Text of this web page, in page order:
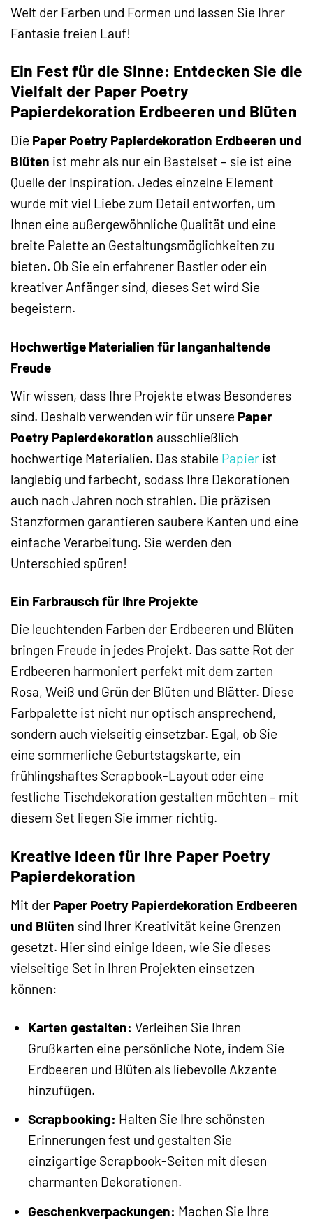
Welt der Farben und Formen und lassen Sie Ihrer
Fantasie freien Lauf!
Ein Fest für die Sinne: Entdecken Sie die
Vielfalt der Paper Poetry
Papierdekoration Erdbeeren und Blüten
Die Paper Poetry Papierdekoration Erdbeeren und
Blüten ist mehr als nur ein Bastelset – sie ist eine
Quelle der Inspiration. Jedes einzelne Element
wurde mit viel Liebe zum Detail entworfen, um
Ihnen eine außergewöhnliche Qualität und eine
breite Palette an Gestaltungsmöglichkeiten zu
bieten. Ob Sie ein erfahrener Bastler oder ein
kreativer Anfänger sind, dieses Set wird Sie
begeistern.
Hochwertige Materialien für langanhaltende
Freude
Wir wissen, dass Ihre Projekte etwas Besonderes
sind. Deshalb verwenden wir für unsere Paper
Poetry Papierdekoration ausschließlich
hochwertige Materialien. Das stabile Papier ist
langlebig und farbecht, sodass Ihre Dekorationen
auch nach Jahren noch strahlen. Die präzisen
Stanzformen garantieren saubere Kanten und eine
einfache Verarbeitung. Sie werden den
Unterschied spüren!
Ein Farbrausch für Ihre Projekte
Die leuchtenden Farben der Erdbeeren und Blüten
bringen Freude in jedes Projekt. Das satte Rot der
Erdbeeren harmoniert perfekt mit dem zarten
Rosa, Weiß und Grün der Blüten und Blätter. Diese
Farbpalette ist nicht nur optisch ansprechend,
sondern auch vielseitig einsetzbar. Egal, ob Sie
eine sommerliche Geburtstagskarte, ein
frühlingshaftes Scrapbook-Layout oder eine
festliche Tischdekoration gestalten möchten – mit
diesem Set liegen Sie immer richtig.
Kreative Ideen für Ihre Paper Poetry
Papierdekoration
Mit der Paper Poetry Papierdekoration Erdbeeren
und Blüten sind Ihrer Kreativität keine Grenzen
gesetzt. Hier sind einige Ideen, wie Sie dieses
vielseitige Set in Ihren Projekten einsetzen
können:
Karten gestalten: Verleihen Sie Ihren
Grußkarten eine persönliche Note, indem Sie
Erdbeeren und Blüten als liebevolle Akzente
hinzufügen.
Scrapbooking: Halten Sie Ihre schönsten
Erinnerungen fest und gestalten Sie
einzigartige Scrapbook-Seiten mit diesen
charmanten Dekorationen.
Geschenkverpackungen: Machen Sie Ihre